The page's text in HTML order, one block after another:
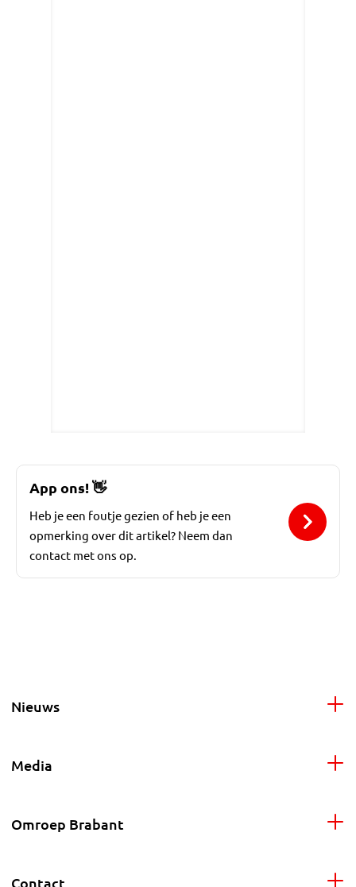
App ons!👋
Heb je een foutje gezien of heb je een
opmerking over dit artikel? Neem dan
contact met ons op.
Nieuws
Media
Omroep Brabant
Contact